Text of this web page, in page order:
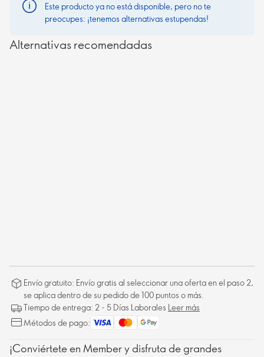
Este producto ya no está disponible, pero no te
preocupes: ¡tenemos alternativas estupendas!
Alternativas recomendadas
Envío gratuito: Envío gratis al seleccionar una oferta en el paso 2,
se aplica dentro de su pedido de 100 puntos o más.
Tiempo de entrega: 2 - 5 Días Laborales Leer más
Métodos de pago:
¡Conviértete en Member y disfruta de grandes